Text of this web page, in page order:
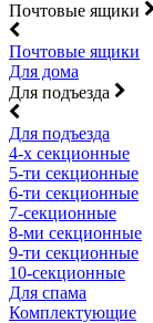
Почтовые ящики
Почтовые ящики
Для дома
Для подъезда
Для подъезда
4-х секционные
5-ти секционные
6-ти секционные
7-секционные
8-ми секционные
9-ти секционные
10-секционные
Для спама
Комплектующие